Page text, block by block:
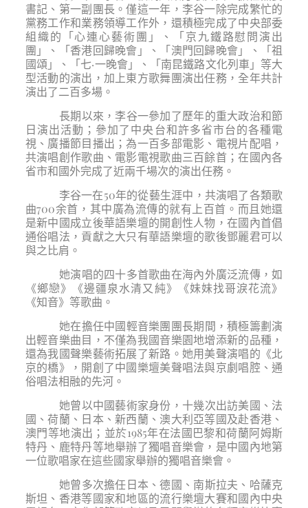
書記、第一副團長。僅這一年，李谷一除完成繁忙的
黨務工作和業務領導工作外，還積極完成了中央部委
組織的「心連心藝術團」、「京九鐵路慰問演出
團」、「香港回歸晚會」、「澳門回歸晚會」、「祖
國頌」、「七·一晚會」、「南昆鐵路文化列車」等大
型活動的演出，加上東方歌舞團演出任務，全年共計
演出了二百多場。
長期以來，李谷一參加了歷年的重大政治和節
日演出活動；參加了中央台和許多省市台的各種電
視、廣播節目播出；為一百多部電影、電視片配唱，
共演唱創作歌曲、電影電視歌曲三百餘首；在國內各
省市和國外完成了近兩千場次的演出任務。
李谷一在50年的從藝生涯中，共演唱了各類歌
曲700余首，其中廣為流傳的就有上百首。而且她還
是新中國成立後華語樂壇的開創性人物，在國內首倡
通俗唱法，貢獻之大只有華語樂壇的歌後鄧麗君可以
與之比肩。
她演唱的四十多首歌曲在海內外廣泛流傳，如
《鄉戀》《邊疆泉水清又純》《妹妹找哥淚花流》
《知音》等歌曲。
她在擔任中國輕音樂團團長期間，積極籌劃演
出輕音樂曲目，不僅為我國音樂園地增添新的品種，
還為我國聲樂藝術拓展了新路。她用美聲演唱的《北
京的橋》，開創了中國樂壇美聲唱法與京劇唱腔、通
俗唱法相融的先河。
她曾以中國藝術家身份，十幾次出訪美國、法
國、荷蘭、日本、新西蘭、澳大利亞等國及赴香港、
澳門等地演出；並於1985年在法國巴黎和荷蘭阿姆斯
特丹、鹿特丹等地舉辦了獨唱音樂會，是中國內地第
一位歌唱家在這些國家舉辦的獨唱音樂會。
她曾多次擔任日本、德國、南斯拉夫、哈薩克
斯坦、香港等國家和地區的流行樂壇大賽和國內中央